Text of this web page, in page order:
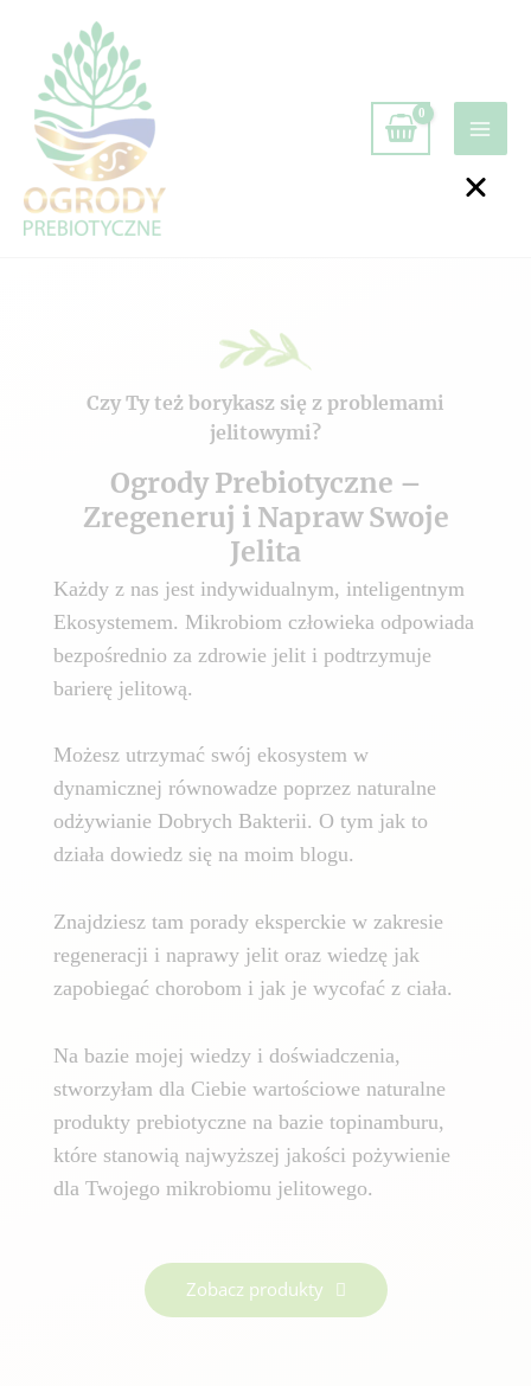
Czy Ty też borykasz się z problemami
jelitowymi?
Ogrody Prebiotyczne –
Zregeneruj i Napraw Swoje
Jelita
Każdy z nas jest indywidualnym, inteligentnym
Ekosystemem. Mikrobiom człowieka odpowiada
bezpośrednio za zdrowie jelit i podtrzymuje
barierę jelitową.
Możesz utrzymać swój ekosystem w
dynamicznej równowadze poprzez naturalne
odżywianie Dobrych Bakterii. O tym jak to
działa dowiedz się na moim blogu.
Znajdziesz tam porady eksperckie w zakresie
regeneracji i naprawy jelit oraz wiedzę jak
zapobiegać chorobom i jak je wycofać z ciała.
Na bazie mojej wiedzy i doświadczenia,
stworzyłam dla Ciebie wartościowe naturalne
produkty prebiotyczne na bazie topinamburu,
które stanowią najwyższej jakości pożywienie
dla Twojego mikrobiomu jelitowego.
Zobacz produkty